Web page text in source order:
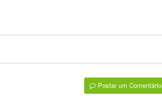
Postar um Comentário